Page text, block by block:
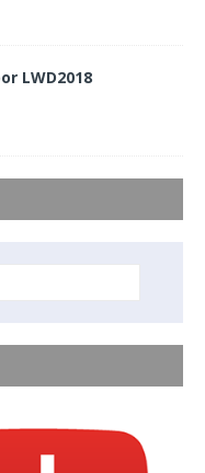
LWD2018